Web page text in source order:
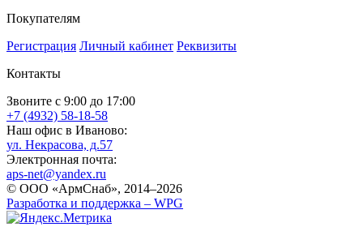
Покупателям
Регистрация Личный кабинет Реквизиты
Контакты
Звоните с 9:00 до 17:00
+7 (4932) 58-18-58
Наш офис в Иваново:
ул. Некрасова, д.57
Электронная почта:
aps-net@yandex.ru
© ООО «АрмСнаб», 2014–2026
Разработка и поддержка – WPG